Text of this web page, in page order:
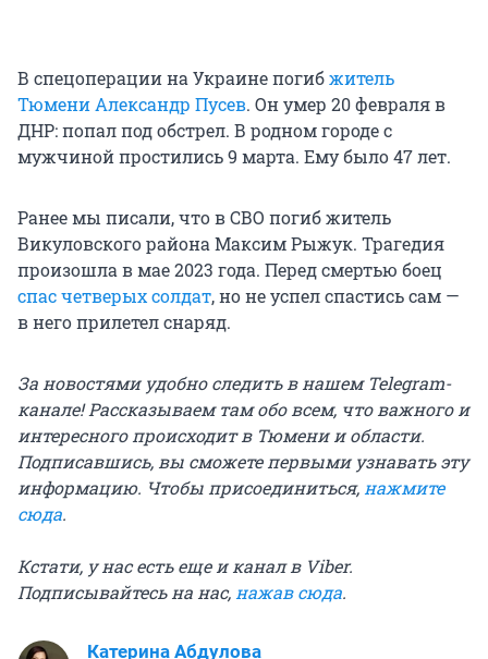
В спецоперации на Украине погибжитель
Тюмени Александр Пусев. Он умер 20 февраля в
ДНР: попал под обстрел. В родном городе с
мужчиной простились 9 марта. Ему было 47 лет.
Ранее мы писали, что в СВО погиб житель
Викуловского района Максим Рыжук. Трагедия
произошла в мае 2023 года. Перед смертью боец
спас четверых солдат, но не успел спастись сам —
в него прилетел снаряд.
За новостями удобно следить в нашем Telegram-
канале! Рассказываем там обо всем, что важного и
интересного происходит в Тюмени и области.
Подписавшись, вы сможете первыми узнавать эту
информацию. Чтобы присоединиться,нажмите
сюда.
Кстати, у нас есть еще и канал в Viber.
Подписывайтесь на нас,нажав сюда.
Катерина Абдулова